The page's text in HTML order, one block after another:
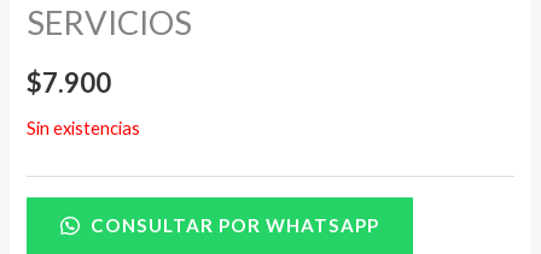
SERVICIOS
$7.900
Sin existencias
CONSULTAR POR WHATSAPP